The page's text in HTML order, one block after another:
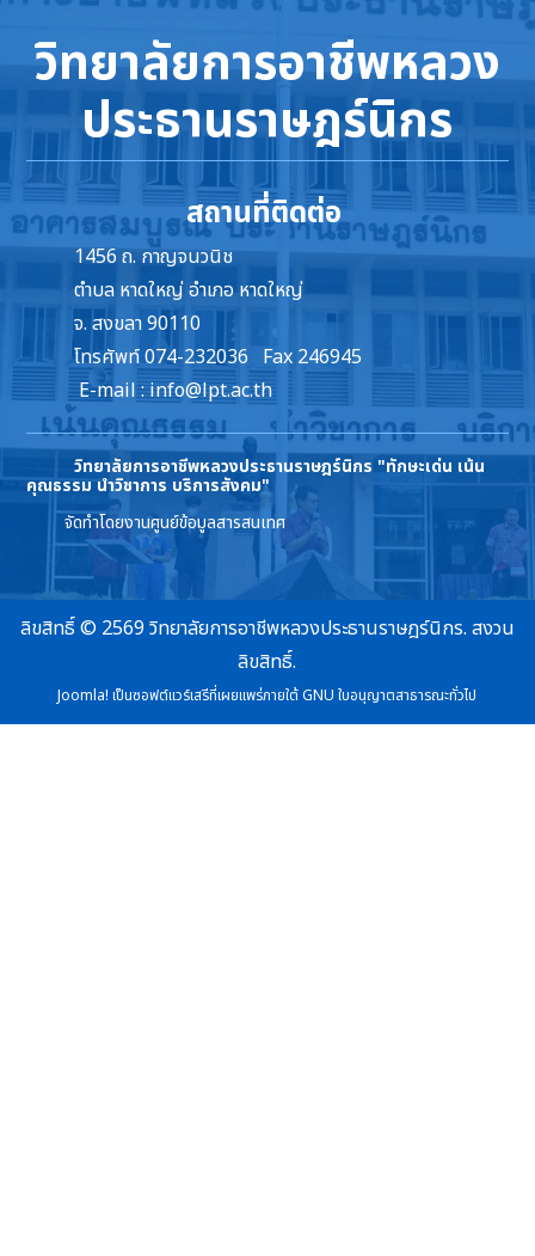
วิทยาลัยการอาชีพหลวง
ประธานราษฎร์นิกร
สถานที่ติดต่อ
1456 ถ. กาญจนวนิช
ตำบล หาดใหญ่ อำเภอ หาดใหญ่
จ. สงขลา 90110
โทรศัพท์ 074-232036 Fax 246945
E-mail : info@lpt.ac.th
วิทยาลัยการอาชีพหลวงประธานราษฎร์นิกร "ทักษะเด่น เน้น
คุณธรรม นำวิชาการ บริการสังคม"
จัดทำโดยงานศูนย์ข้อมูลสารสนเทศ
ลิขสิทธิ์ © 2569 วิทยาลัยการอาชีพหลวงประธานราษฎร์นิกร. สงวน
ลิขสิทธิ์.
Joomla! เป็นซอฟต์แวร์เสรีที่เผยแพร่ภายใต้GNU ใบอนุญาตสาธารณะทั่วไป